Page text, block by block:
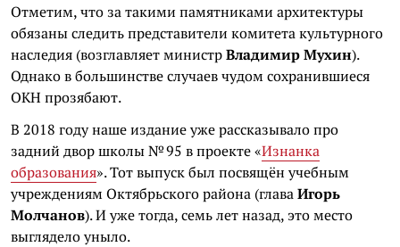
Отметим, что за такими памятниками архитектуры
обязаны следить представители комитета культурного
наследия (возглавляет министрВладимир Мухин).
Однако в большинстве случаев чудом сохранившиеся
ОКН прозябают.
В 2018 году наше издание уже рассказывало про
задний двор школы № 95 в проекте «Изнанка
образования». Тот выпуск был посвящён учебным
учреждениям Октябрьского района (главаИгорь
Молчанов). И уже тогда, семь лет назад, это место
выглядело уныло.